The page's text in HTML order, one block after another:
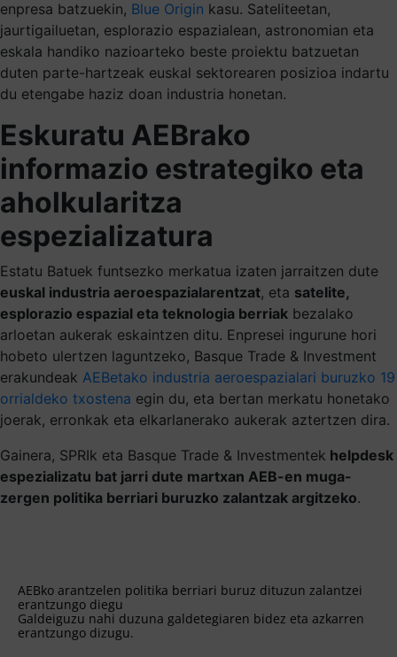
enpresa batzuekin, Blue Origin kasu. Sateliteetan,
jaurtigailuetan, esplorazio espazialean, astronomian eta
eskala handiko nazioarteko beste proiektu batzuetan
duten parte-hartzeak euskal sektorearen posizioa indartu
du etengabe haziz doan industria honetan.
Eskuratu AEBrako
informazio estrategiko eta
aholkularitza
espezializatura
Estatu Batuek funtsezko merkatua izaten jarraitzen dute
euskal industria aeroespazialarentzat, eta satelite,
esplorazio espazial eta teknologia berriak bezalako
arloetan aukerak eskaintzen ditu. Enpresei ingurune hori
hobeto ulertzen laguntzeko, Basque Trade & Investment
erakundeak AEBetako industria aeroespazialari buruzko 19
orrialdeko txostena egin du, eta bertan merkatu honetako
joerak, erronkak eta elkarlanerako aukerak aztertzen dira.
Gainera, SPRIk eta Basque Trade & Investmentek helpdesk
espezializatu bat jarri dute martxan AEB-en muga-
zergen politika berriari buruzko zalantzak argitzeko.
AEBko arantzelen politika berriari buruz dituzun zalantzei
erantzungo diegu
Galdeiguzu nahi duzuna galdetegiaren bidez eta azkarren
erantzungo dizugu.